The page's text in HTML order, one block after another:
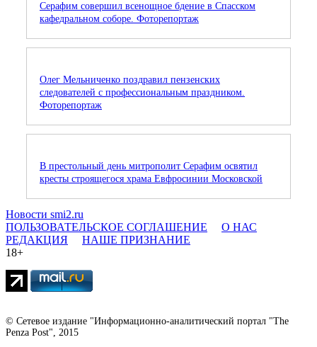
Серафим совершил всенощное бдение в Спасском
кафедральном соборе. Фоторепортаж
Олег Мельниченко поздравил пензенских
следователей с профессиональным праздником.
Фоторепортаж
В престольный день митрополит Серафим освятил
кресты строящегося храма Евфросинии Московской
Новости smi2.ru
ПОЛЬЗОВАТЕЛЬСКОЕ СОГЛАШЕНИЕ
О НАС
РЕДАКЦИЯ
НАШЕ ПРИЗНАНИЕ
18+
© Сетевое издание "Информационно-аналитический портал "The
Penza Post", 2015